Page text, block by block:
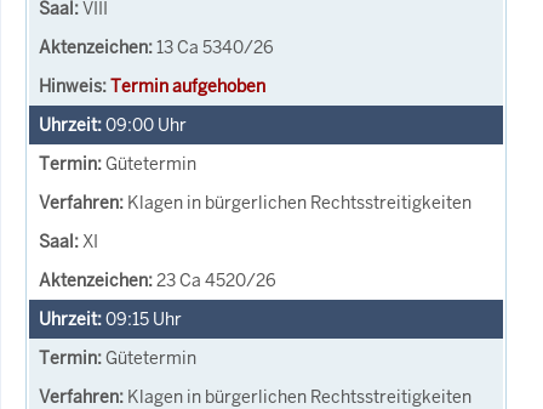
VIII
13 Ca 5340/26
Termin aufgehoben
09:00 Uhr
Gütetermin
Klagen in bürgerlichen Rechtsstreitigkeiten
XI
23 Ca 4520/26
09:15 Uhr
Gütetermin
Klagen in bürgerlichen Rechtsstreitigkeiten